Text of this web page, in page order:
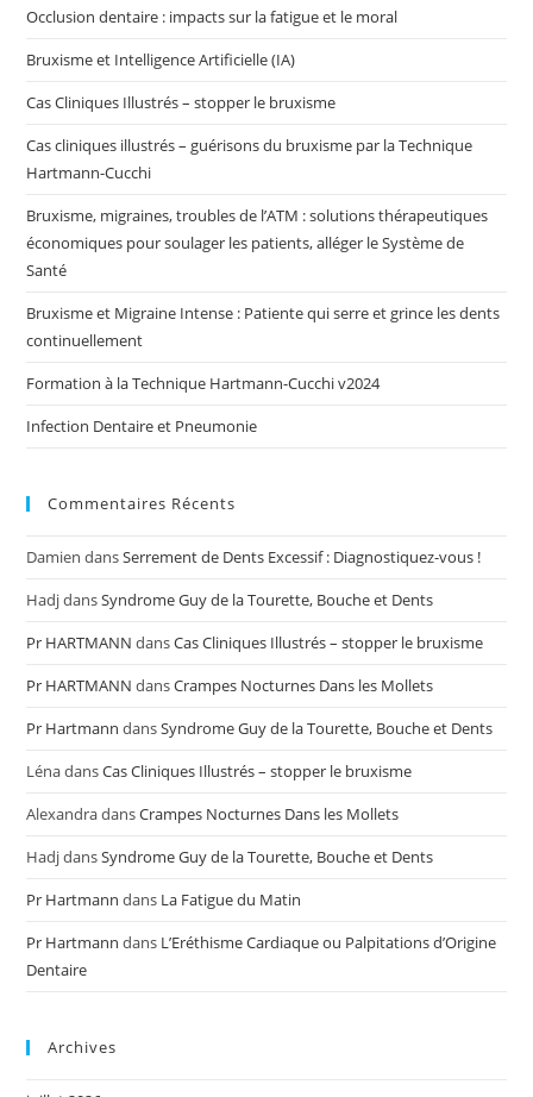
Occlusion dentaire : impacts sur la fatigue et le moral
Bruxisme et Intelligence Artificielle (IA)
Cas Cliniques Illustrés – stopper le bruxisme
Cas cliniques illustrés – guérisons du bruxisme par la Technique
Hartmann-Cucchi
Bruxisme, migraines, troubles de l’ATM : solutions thérapeutiques
économiques pour soulager les patients, alléger le Système de
Santé
Bruxisme et Migraine Intense : Patiente qui serre et grince les dents
continuellement
Formation à la Technique Hartmann-Cucchi v2024
Infection Dentaire et Pneumonie
Commentaires Récents
Damien dansSerrement de Dents Excessif : Diagnostiquez-vous !
HadjdansSyndrome Guy de la Tourette, Bouche et Dents
Pr HARTMANN dansCas Cliniques Illustrés – stopper le bruxisme
Pr HARTMANN dansCrampes Nocturnes Dans les Mollets
Pr Hartmann dansSyndrome Guy de la Tourette, Bouche et Dents
LénadansCas Cliniques Illustrés – stopper le bruxisme
AlexandradansCrampes Nocturnes Dans les Mollets
HadjdansSyndrome Guy de la Tourette, Bouche et Dents
Pr Hartmann dans La Fatigue du Matin
Pr Hartmann dans L’Eréthisme Cardiaque ou Palpitations d’Origine
Dentaire
Archives